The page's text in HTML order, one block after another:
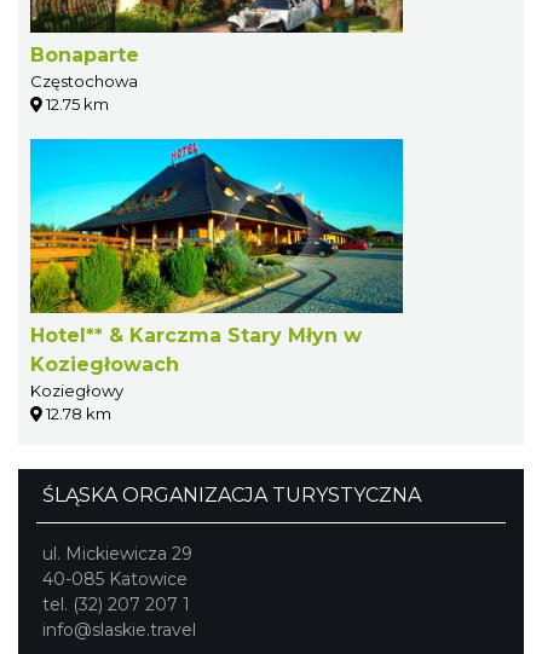
Bonaparte
Częstochowa
12.75 km
Hotel** & Karczma Stary Młyn w
Koziegłowach
Koziegłowy
12.78 km
ŚLĄSKA ORGANIZACJA TURYSTYCZNA
ul. Mickiewicza 29
40-085 Katowice
tel. (32) 207 207 1
info@slaskie.travel